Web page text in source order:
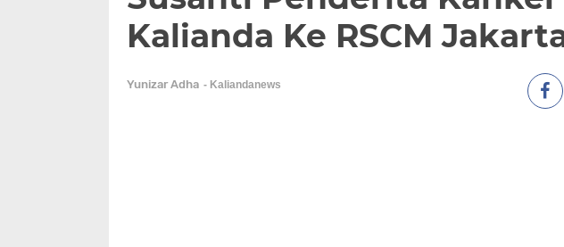
Kalianda Ke RSCM
Yunizar Adha